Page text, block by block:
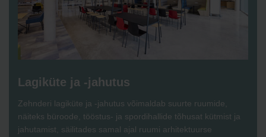
Lagiküte ja -jahutus
Zehnderi lagiküte ja -jahutus võimaldab suurte ruumide,
näiteks büroode, tööstus- ja spordihallide tõhusat kütmist ja
jahutamist, säilitades samal ajal ruumi arhitektuurse